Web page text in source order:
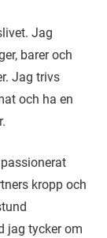
Jag
barer och
Jag trivs
och ha en
kropp och
jag tycker om